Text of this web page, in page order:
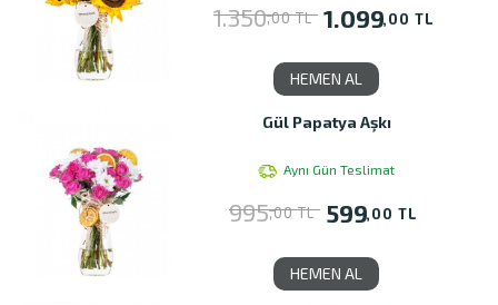
1.350,00 TL 1.099,00 TL
HEMEN AL
Gül Papatya Aşkı
Aynı Gün Teslimat
995,00 TL 599,00 TL
HEMEN AL